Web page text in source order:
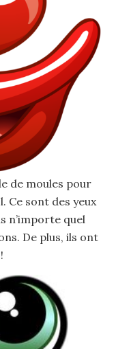
de moules pour
Ce sont des yeux
n’importe quel
De plus, ils ont